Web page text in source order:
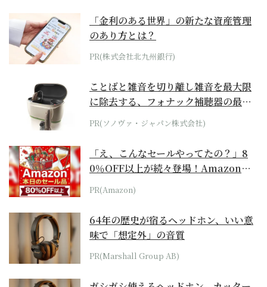
「金利のある世界」の新たな資産管理
のあり方とは？
PR(株式会社北九州銀行)
ことばと雑音を切り離し雑音を最大限
に除去する、フォナック補聴器の最上
位モデル
PR(ソノヴァ・ジャパン株式会社)
「え、こんなセールやってたの？」8
0％OFF以上が続々登場！Amazonの
本気が...
PR(Amazon)
64年の歴史が宿るヘッドホン、いい意
味で「想定外」の音質
PR(Marshall Group AB)